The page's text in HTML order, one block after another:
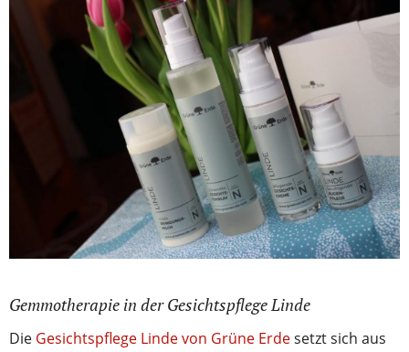
Gemmotherapie in der Gesichtspflege Linde
Die Gesichtspflege Linde von Grüne Erdesetzt sich aus